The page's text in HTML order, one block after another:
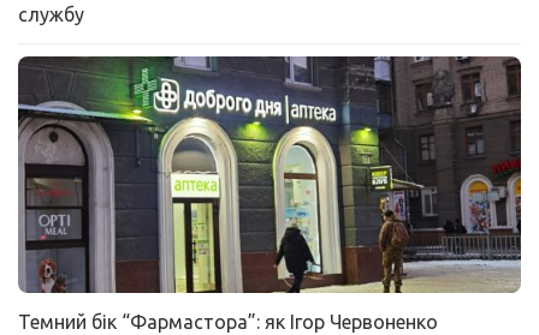
службу
Темний бік “Фармастора”: як Ігор Червоненко